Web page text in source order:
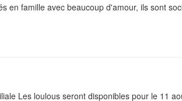
en famille avec beaucoup d'amour, ils sont
Les loulous seront disponibles pour le 11